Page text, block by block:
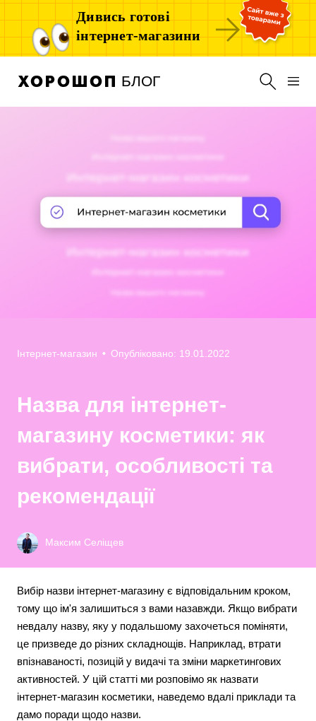
Дивись готові
інтернет-магазини
БЛОГ
Інтернет-магазин • Опубліковано: 19.01.2022
Назва для інтернет-
магазину косметики: як
вибрати, особливості та
рекомендації
Максим Селіщев
Вибір назви інтернет-магазину є відповідальним кроком,
тому що ім'я залишиться з вами назавжди. Якщо вибрати
невдалу назву, яку у подальшому захочеться поміняти,
це призведе до різних складнощів. Наприклад, втрати
впізнаваності, позицій у видачі та зміни маркетингових
активностей. У цій статті ми розповімо як назвати
інтернет-магазин косметики, наведемо вдалі приклади та
дамо поради щодо назви.